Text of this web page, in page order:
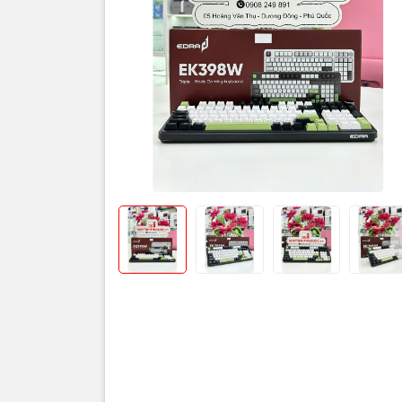
Tên sản
Layout
Kết nối
Pin
Keycap